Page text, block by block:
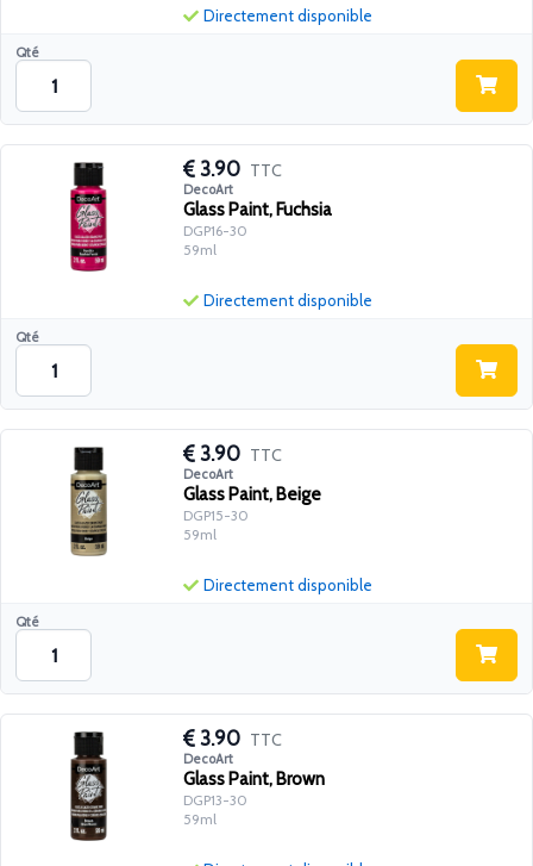
Qté
Directement disponible
3.90 TTC
DecoArt
Glass Paint, Fuchsia
DGP16-30
59ml
Qté
Directement disponible
3.90 TTC
DecoArt
Glass Paint, Beige
DGP15-30
59ml
Qté
Directement disponible
3.90 TTC
DecoArt
Glass Paint, Brown
DGP13-30
59ml